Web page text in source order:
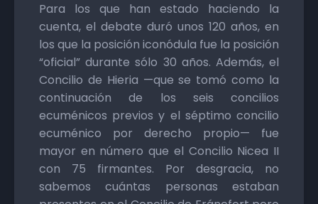
Para los que han estado haciendo la
cuenta, el debate duró unos 120 años, en
los que la posición iconódula fue la posición
“oficial” durante sólo 30 años. Además, el
Concilio de Hieria —que se tomó como la
continuación de los seis concilios
ecuménicos previos y el séptimo concilio
ecuménico por derecho propio— fue
mayor en número que el Concilio Nicea II
con 75 firmantes. Por desgracia, no
sabemos cuántas personas estaban